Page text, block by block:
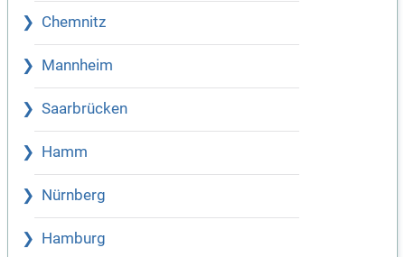
Chemnitz
Mannheim
Saarbrücken
Hamm
Nürnberg
Hamburg